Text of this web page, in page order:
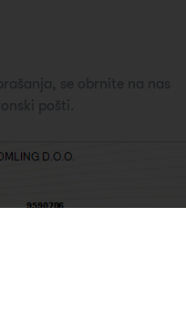
se obrnite na nas
pošti.